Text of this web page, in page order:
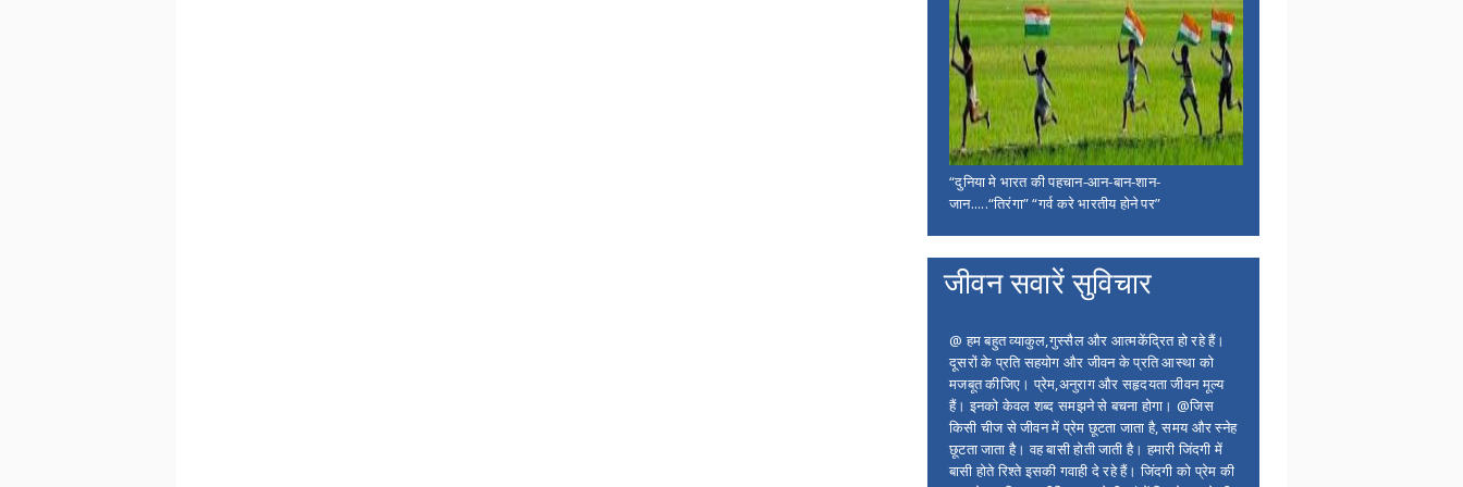
“दुनिया मे भारत की पहचान-आन-बान-शान-
जान.....“तिरंगा” “गर्व करे भारतीय होने पर”
जीवन सवारें सुविचार
@ हम बहुत व्याकुल,गुस्सैल और आत्मकेंद्रित हो रहे हैं।
दूसरों के प्रति सहयोग और जीवन के प्रति आस्था को
मजबूत कीजिए। प्रेम,अनुराग और सहृदयता जीवन मूल्य
हैं। इनको केवल शब्द समझने से बचना होगा। @जिस
किसी चीज से जीवन में प्रेम छूटता जाता है, समय और स्नेह
छूटता जाता है। वह बासी होती जाती है। हमारी जिंदगी में
बासी होते रिश्ते इसकी गवाही दे रहे हैं। जिंदगी को प्रेम की